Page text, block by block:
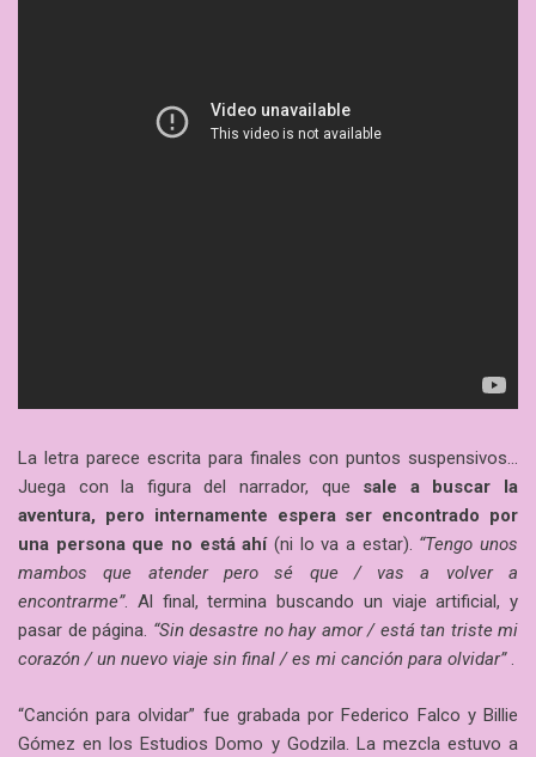
La letra parece escrita para finales con puntos suspensivos…
Juega con la figura del narrador, que sale a buscar la
aventura, pero internamente espera ser encontrado por
una persona que no está ahí(ni lo va a estar). “Tengo unos
mambos que atender pero sé que / vas a volver a
encontrarme”. Al final, termina buscando un viaje artificial, y
pasar de página. “Sin desastre no hay amor / está tan triste mi
corazón / un nuevo viaje sin final / es mi canción para olvidar”.
“Canción para olvidar” fue grabada por Federico Falco y Billie
Gómez en los Estudios Domo y Godzila. La mezcla estuvo a